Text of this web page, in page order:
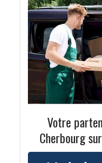
Votre
Cherbourg